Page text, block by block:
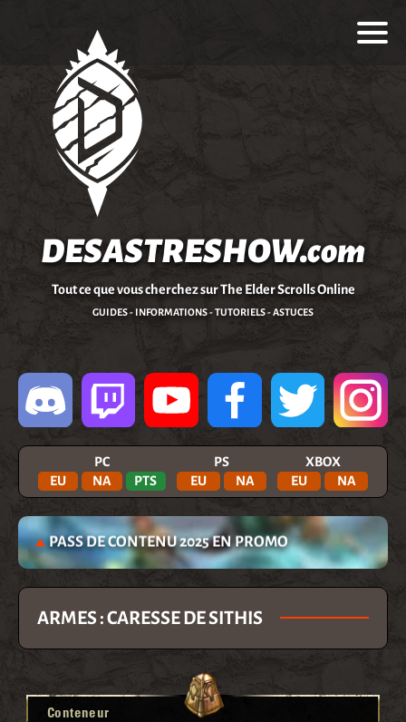
DESASTRESHOW.com
Tout ce que vous cherchez sur The Elder Scrolls Online
GUIDES - INFORMATIONS - TUTORIELS - ASTUCES
PC
EU
NA PTS
PS
EU
NA
XBOX
EU
NA
PASS DE CONTENU 2025 EN PROMO
ARMES : CARESSE DE SITHIS
Conteneur